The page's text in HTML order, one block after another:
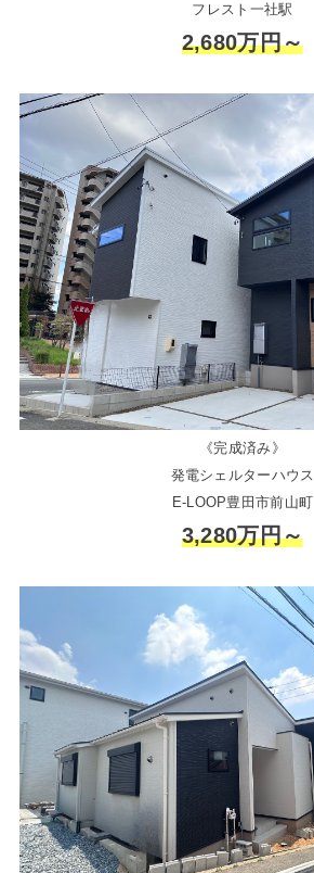
フレスト一社駅
2,680万円～
《完成済み》
発電シェルターハウス
E-LOOP豊田市前山町
3,280万円～